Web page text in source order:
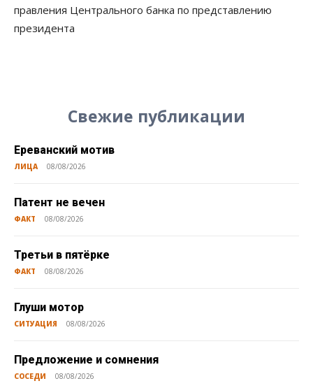
правления Центрального банка по представлению
президента
Свежие публикации
Ереванский мотив
ЛИЦА 08/08/2026
Патент не вечен
ФАКТ 08/08/2026
Третьи в пятёрке
ФАКТ 08/08/2026
Глуши мотор
СИТУАЦИЯ 08/08/2026
Предложение и сомнения
СОСЕДИ 08/08/2026